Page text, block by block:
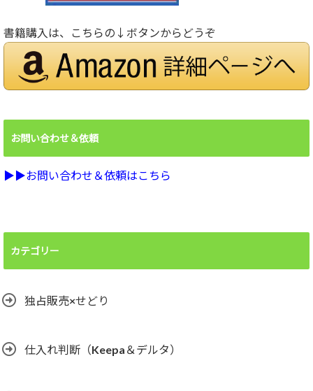
書籍購入は、こちらの↓ボタンからどうぞ
お問い合わせ＆依頼
▶︎▶︎お問い合わせ＆依頼はこちら
カテゴリー
独占販売×せどり
仕入れ判断（Keepa＆デルタ）